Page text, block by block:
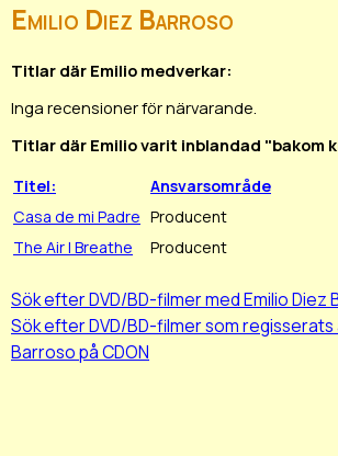
Emilio Diez Barroso
Titlar där Emilio medverkar:
Inga recensioner för närvarande.
Titlar där Emilio varit inblandad "bakom
Titel:
Ansvarsområde
Casa de mi Padre Producent
The Air I Breathe
Producent
Sök efter DVD/BD-filmer med Emilio Diez
Sök efter DVD/BD-filmer som regisserats
Barroso på CDON